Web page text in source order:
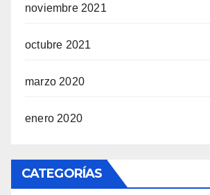
noviembre 2021
octubre 2021
marzo 2020
enero 2020
CATEGORÍAS